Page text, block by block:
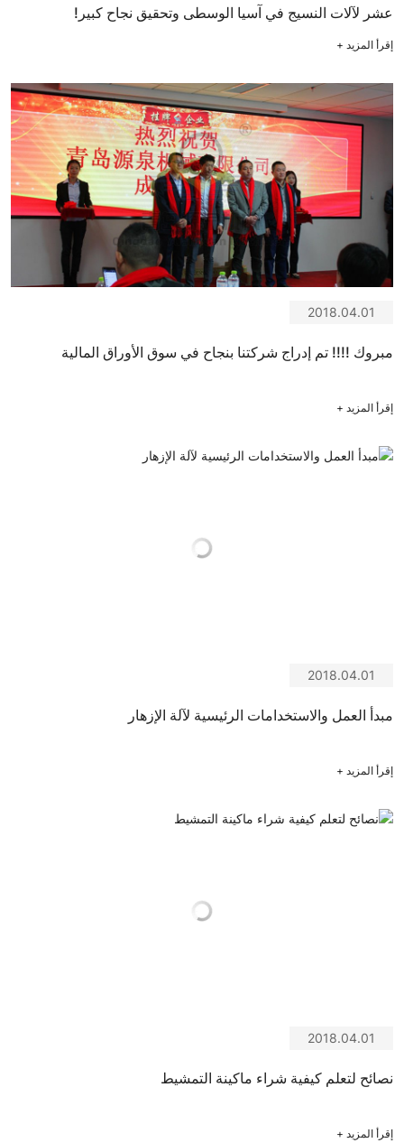
عشر لآلات النسيج في آسيا الوسطى وتحقيق نجاح كبير!
إقرأ المزيد +
2018.04.01
مبروك !!!! تم إدراج شركتنا بنجاح في سوق الأوراق المالية
إقرأ المزيد +
2018.04.01
مبدأ العمل والاستخدامات الرئيسية لآلة الإزهار
إقرأ المزيد +
2018.04.01
نصائح لتعلم كيفية شراء ماكينة التمشيط
إقرأ المزيد +